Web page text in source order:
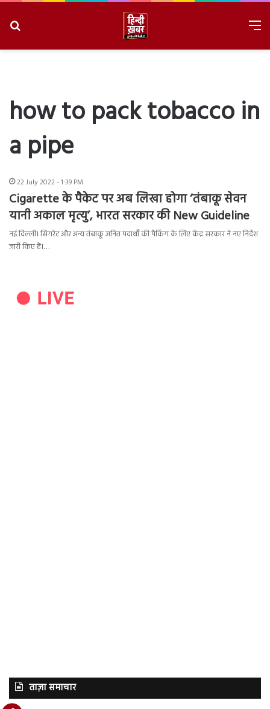
how to pack tobacco in
a pipe
22 July 2022 - 1:39 PM
Cigarette के पैकेट पर अब लिखा होगा ‘तंबाकू सेवन
यानी अकाल मृत्यु’, भारत सरकार की New Guideline
नई दिल्ली। सिगरेट और अन्य तंबाकू जनित पदार्थों की पैकिंग के लिए केंद्र सरकार ने नए निर्देश
जारी किए हैं।…
ताज़ा समाचार